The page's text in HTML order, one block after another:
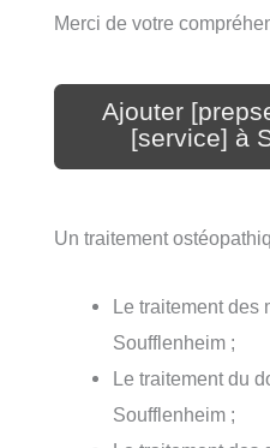
Merci de votre
Ajouter
[service] à
Un traitement
Le traitement des
Soufflenheim ;
Le traitement du
Soufflenheim ;